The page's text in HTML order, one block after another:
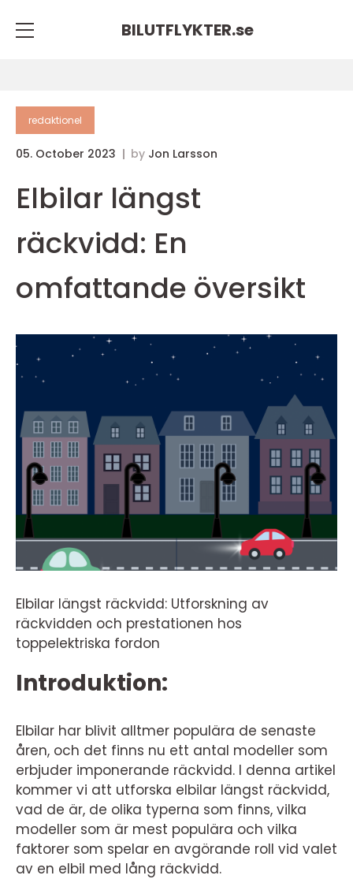
BILUTFLYKTER.se
redaktionel
05. October 2023 by Jon Larsson
Elbilar längst
räckvidd: En
omfattande översikt
Elbilar längst räckvidd: Utforskning av
räckvidden och prestationen hos
toppelektriska fordon
Introduktion:
Elbilar har blivit alltmer populära de senaste
åren, och det finns nu ett antal modeller som
erbjuder imponerande räckvidd. I denna artikel
kommer vi att utforska elbilar längst räckvidd,
vad de är, de olika typerna som finns, vilka
modeller som är mest populära och vilka
faktorer som spelar en avgörande roll vid valet
av en elbil med lång räckvidd.